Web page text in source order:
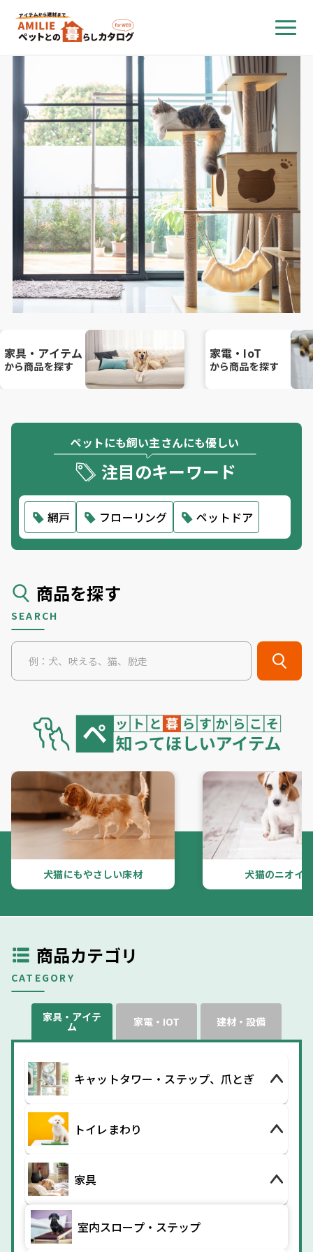
家具・アイテム
から商品を探す
家電・IoT
から商品を探す
ペットにも飼い主さんにも優しい
注目のキーワード
網戸 フローリング ペットドア
商品を探す
SEARCH
犬猫にもやさしい床材 犬猫のニオイ
商品カテゴリ
CATEGORY
家具・アイテ
ム 家電・IOT 建材・設備
キャットタワー・ステップ、爪とぎ
トイレまわり
家具
室内スロープ・ステップ